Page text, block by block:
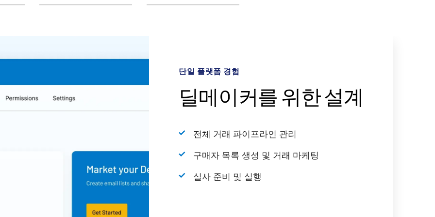
단일 플랫폼 경험
딜메이커를 위한 설계
전체 거래 파이프라인 관리
구매자 목록 생성 및 거래 마케팅
실사 준비 및 실행
AI 기반 워크플로
Intralinks Link 제공
생성형 AI의 활용
지능적인 정보 검색 기능 활용
거래 성사 가속화
강력한 분석 및 인사이트
데이터 기반 의사결정
과거 데이터 저장 및 액세스
교차 거래 분석 수행
AI로 더 깊이 있는 인사이트 발견
은행 수준의 보안
보안 우선 접근 방식
탁월한 데이터 프라이버시 제어
동적 사용자 지정 워터마킹
종합 감사 보고서